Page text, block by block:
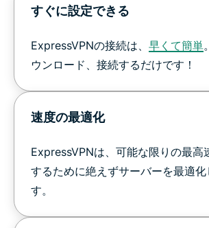
すぐに設定できる
ExpressVPNの接続は、 早くて簡単
ウンロード、接続するだけです！
速度の最適化
ExpressVPNは、可能な限りの最高
するために絶えずサーバーを最適化
す。